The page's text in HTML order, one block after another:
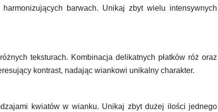
barwach. Unikaj zbyt wielu intensywnych
teksturach. Kombinacja delikatnych płatków róż oraz
kontrast, nadając wiankowi unikalny charakter.
kwiatów w wianku. Unikaj zbyt dużej ilości jednego